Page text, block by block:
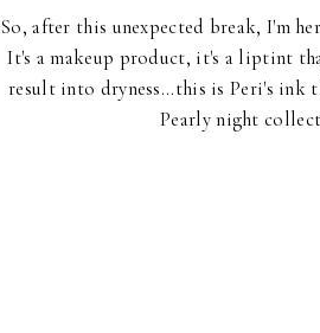
So, after this unexpected break, I'm
It's a makeup product, it's a liptint
result into dryness...this is Peri's ink
Pearly night